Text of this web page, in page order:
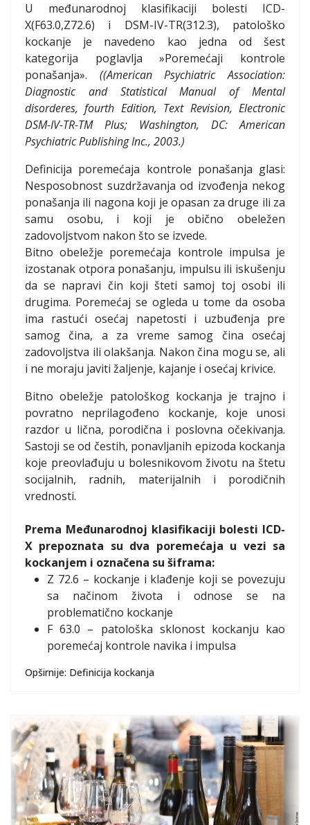
U međunarodnoj klasifikaciji bolesti ICD-
X(F63.0,Z72.6) i DSM-IV-TR(312.3), patološko
kockanje je navedeno kao jedna od šest
kategorija poglavlja »Poremećaji kontrole
ponašanja». ((American Psychiatric Association:
Diagnostic and Statistical Manual of Mental
disorderes, fourth Edition, Text Revision, Electronic
DSM-IV-TR-TM Plus; Washington, DC: American
Psychiatric Publishing Inc., 2003.)
Definicija poremećaja kontrole ponašanja glasi:
Nesposobnost suzdržavanja od izvođenja nekog
ponašanja ili nagona koji je opasan za druge ili za
samu osobu, i koji je obično obeležen
zadovoljstvom nakon što se izvede.
Bitno obeležje poremećaja kontrole impulsa je
izostanak otpora ponašanju, impulsu ili iskušenju
da se napravi čin koji šteti samoj toj osobi ili
drugima. Poremećaj se ogleda u tome da osoba
ima rastući osećaj napetosti i uzbuđenja pre
samog čina, a za vreme samog čina osećaj
zadovoljstva ili olakšanja. Nakon čina mogu se, ali
i ne moraju javiti žaljenje, kajanje i osećaj krivice.
Bitno obeležje patološkog kockanja je trajno i
povratno neprilagođeno kockanje, koje unosi
razdor u lična, porodična i poslovna očekivanja.
Sastoji se od čestih, ponavljanih epizoda kockanja
koje preovlađuju u bolesnikovom životu na štetu
socijalnih, radnih, materijalnih i porodičnih
vrednosti.
Prema Međunarodnoj klasifikaciji bolesti ICD-
X prepoznata su dva poremećaja u vezi sa
kockanjem i označena su šiframa:
Z 72.6 – kockanje i klađenje koji se povezuju
sa načinom života i odnose se na
problematično kockanje
F 63.0 – patološka sklonost kockanju kao
poremećaj kontrole navika i impulsa
Opširnije: Definicija kockanja